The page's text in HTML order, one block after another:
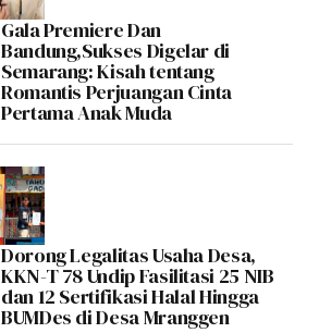
Gala Premiere Dan
Bandung,Sukses Digelar di
Semarang: Kisah tentang
Romantis Perjuangan Cinta
Pertama Anak Muda
Dorong Legalitas Usaha Desa,
KKN-T 78 Undip Fasilitasi 25 NIB
dan 12 Sertifikasi Halal Hingga
BUMDes di Desa Mranggen